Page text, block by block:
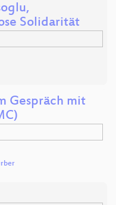
Solidarität
Gespräch mit